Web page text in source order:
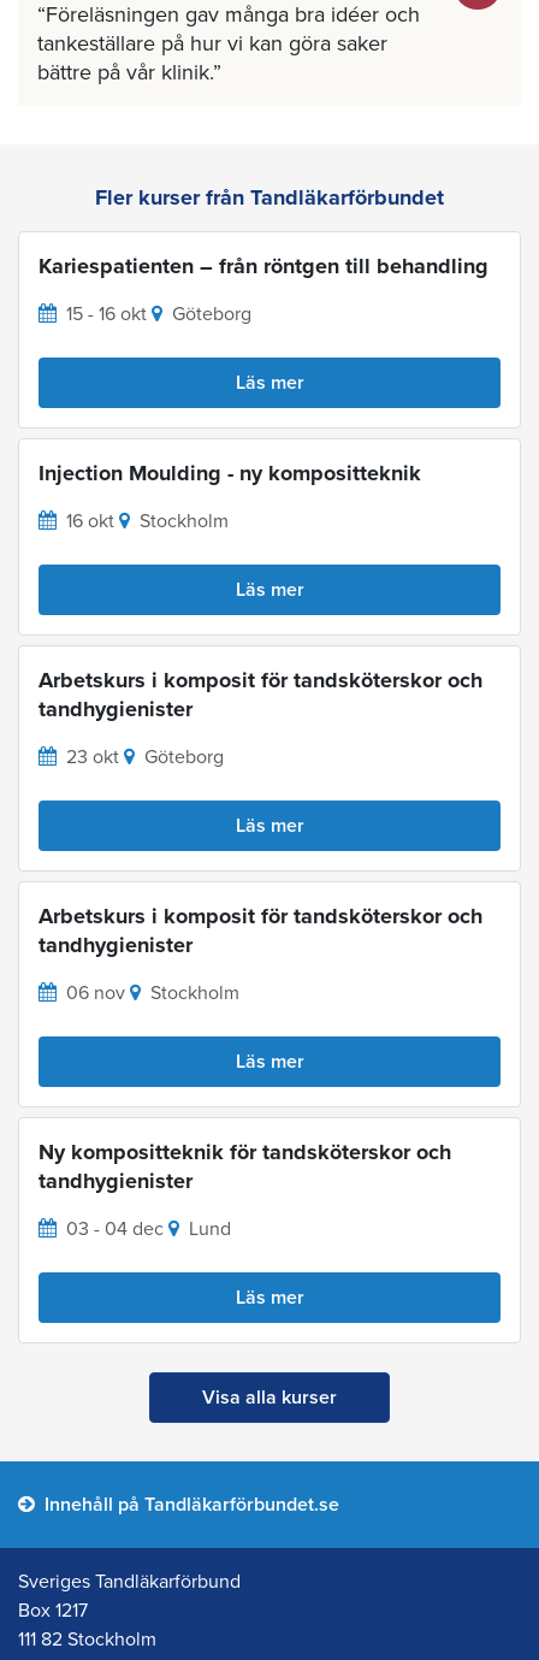
Föreläsningen gav många bra idéer och
tankeställare på hur vi kan göra saker
bättre på vår klinik.
Fler kurser från Tandläkarförbundet
Kariespatienten – från röntgen till behandling
15 - 16 okt Göteborg
Läs mer
Injection Moulding - ny kompositteknik
16 okt Stockholm
Läs mer
Arbetskurs i komposit för tandsköterskor och
tandhygienister
23 okt Göteborg
Läs mer
Arbetskurs i komposit för tandsköterskor och
tandhygienister
06 nov Stockholm
Läs mer
Ny kompositteknik för tandsköterskor och
tandhygienister
03 - 04 dec Lund
Läs mer
Visa alla kurser
Innehåll på Tandläkarförbundet.se
Sveriges Tandläkarförbund
Box 1217
111 82 Stockholm